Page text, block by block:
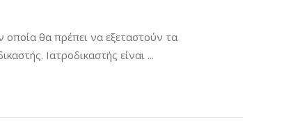
οποία θα πρέπει να εξεταστούν τα
Ιατροδικαστής είναι